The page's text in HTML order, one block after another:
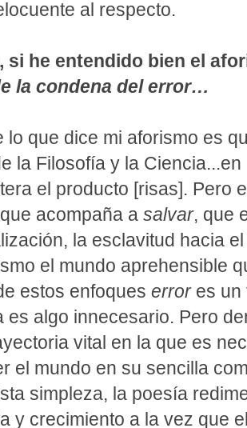
al respecto.
si he entendido bien el
la condena del error…
lo que dice mi aforismo es
la Filosofía y la
el producto [risas]. Pero
acompaña a salvar, que
la esclavitud hacia
el mundo aprehensible
estos enfoques errores un
es algo innecesario. Pero
vital en la que es
el mundo en su sencilla
simpleza, la poesía
y crecimiento a la vez que